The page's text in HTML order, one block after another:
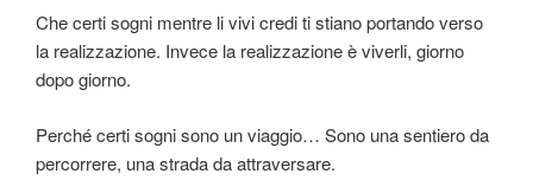
Che certi sogni mentre li vivi credi ti stiano portando verso
la realizzazione. Invece la realizzazione è viverli, giorno
dopo giorno.
Perché certi sogni sono un viaggio… Sono una sentiero da
percorrere, una strada da attraversare.